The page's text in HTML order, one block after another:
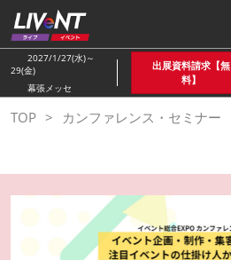
ス
キ
ッ
プ
し
て
2027/1/27(水)～
29(金)
幕張メッセ
出展資料請求【無
料】
TOP カンファレンス・セミナー